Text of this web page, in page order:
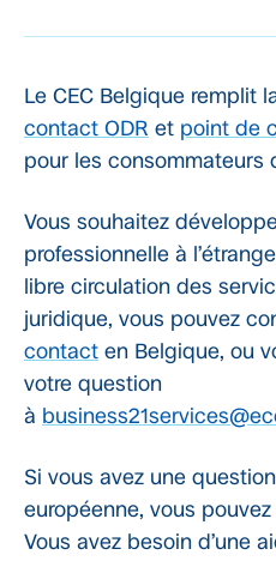
Le CEC Belgique remplit
contact ODR et point de
pour les consommateurs
Vous souhaitez
professionnelle à
libre circulation des
juridique, vous pouvez
contact en Belgique, ou
votre question
à
Si vous avez une
européenne, vous
Vous avez besoin d’une